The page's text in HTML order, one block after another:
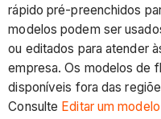
rápido pré-preenchidos
modelos podem ser
ou editados para atender
empresa. Os modelos de
disponíveis fora das
Consulte Editar um